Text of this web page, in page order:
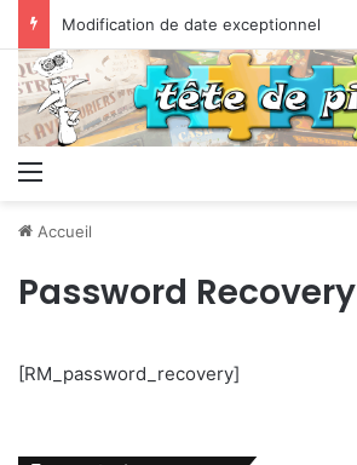
Modification de date exceptionnel
Menu
Accueil
Password Recovery
[RM_password_recovery]